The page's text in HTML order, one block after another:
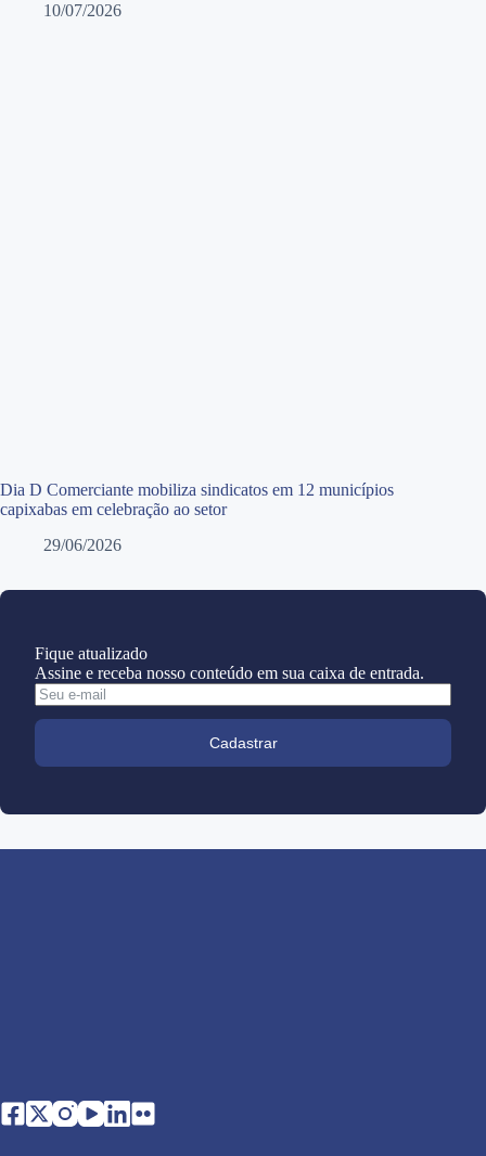
10/07/2026
Dia D Comerciante mobiliza sindicatos em 12 municípios
capixabas em celebração ao setor
29/06/2026
Fique atualizado
Assine e receba nosso conteúdo em sua caixa de entrada.
Cadastrar